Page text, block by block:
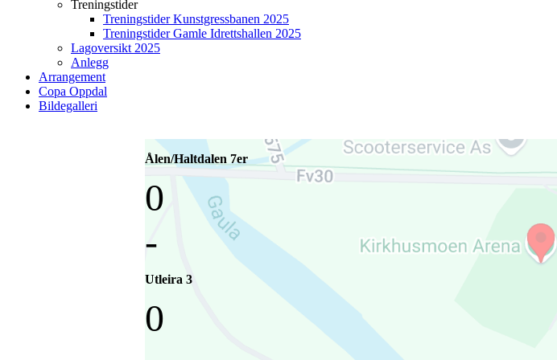
Treningstider
Treningstider Kunstgressbanen 2025
Treningstider Gamle Idrettshallen 2025
Lagoversikt 2025
Anlegg
Arrangement
Copa Oppdal
Bildegalleri
Ålen/Haltdalen 7er
0
-
Utleira 3
0